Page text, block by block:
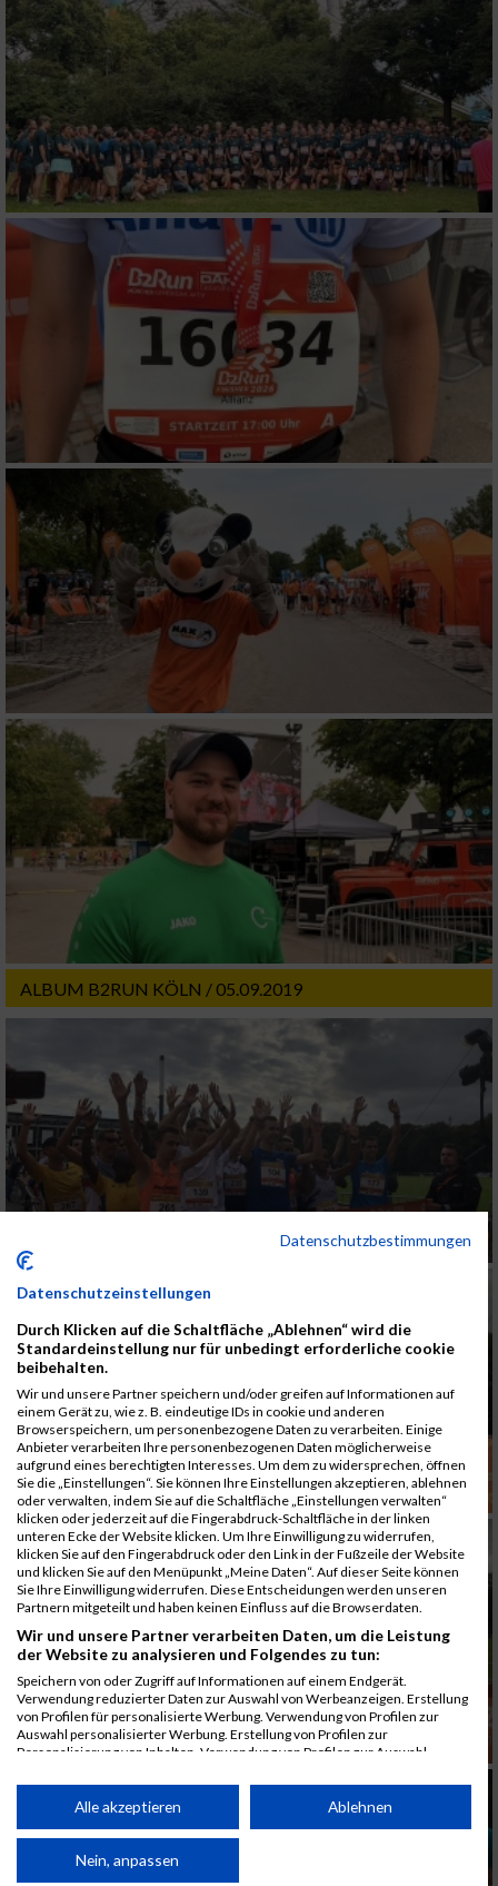
ALBUM B2RUN KÖLN / 05.09.2019
Datenschutzbestimmungen
Datenschutzeinstellungen
Durch Klicken auf die Schaltfläche „Ablehnen“ wird die
Standardeinstellung nur für unbedingt erforderliche cookie
beibehalten.
Wir und unsere Partner speichern und/oder greifen auf Informationen auf
einem Gerät zu, wie z. B. eindeutige IDs in cookie und anderen
Browserspeichern, um personenbezogene Daten zu verarbeiten. Einige
Anbieter verarbeiten Ihre personenbezogenen Daten möglicherweise
aufgrund eines berechtigten Interesses. Um dem zu widersprechen, öffnen
Sie die „Einstellungen“. Sie können Ihre Einstellungen akzeptieren, ablehnen
oder verwalten, indem Sie auf die Schaltfläche „Einstellungen verwalten“
klicken oder jederzeit auf die Fingerabdruck-Schaltfläche in der linken
unteren Ecke der Website klicken. Um Ihre Einwilligung zu widerrufen,
klicken Sie auf den Fingerabdruck oder den Link in der Fußzeile der Website
und klicken Sie auf den Menüpunkt „Meine Daten“. Auf dieser Seite können
Sie Ihre Einwilligung widerrufen. Diese Entscheidungen werden unseren
Partnern mitgeteilt und haben keinen Einfluss auf die Browserdaten.
Wir und unsere Partner verarbeiten Daten, um die Leistung
der Website zu analysieren und Folgendes zu tun:
Speichern von oder Zugriff auf Informationen auf einem Endgerät.
Verwendung reduzierter Daten zur Auswahl von Werbeanzeigen. Erstellung
von Profilen für personalisierte Werbung. Verwendung von Profilen zur
Auswahl personalisierter Werbung. Erstellung von Profilen zur
Personalisierung von Inhalten. Verwendung von Profilen zur Auswahl
Performance von Inhalten. Analyse von Zielgruppen durch Statistiken oder
Kombinationen von Daten aus verschiedenen Quellen. Entwicklung und
von Inhalten.
Daten können außerhalb der Europäischen Union weitergegeben und in die
Alle akzeptieren Ablehnen
Nein, anpassen